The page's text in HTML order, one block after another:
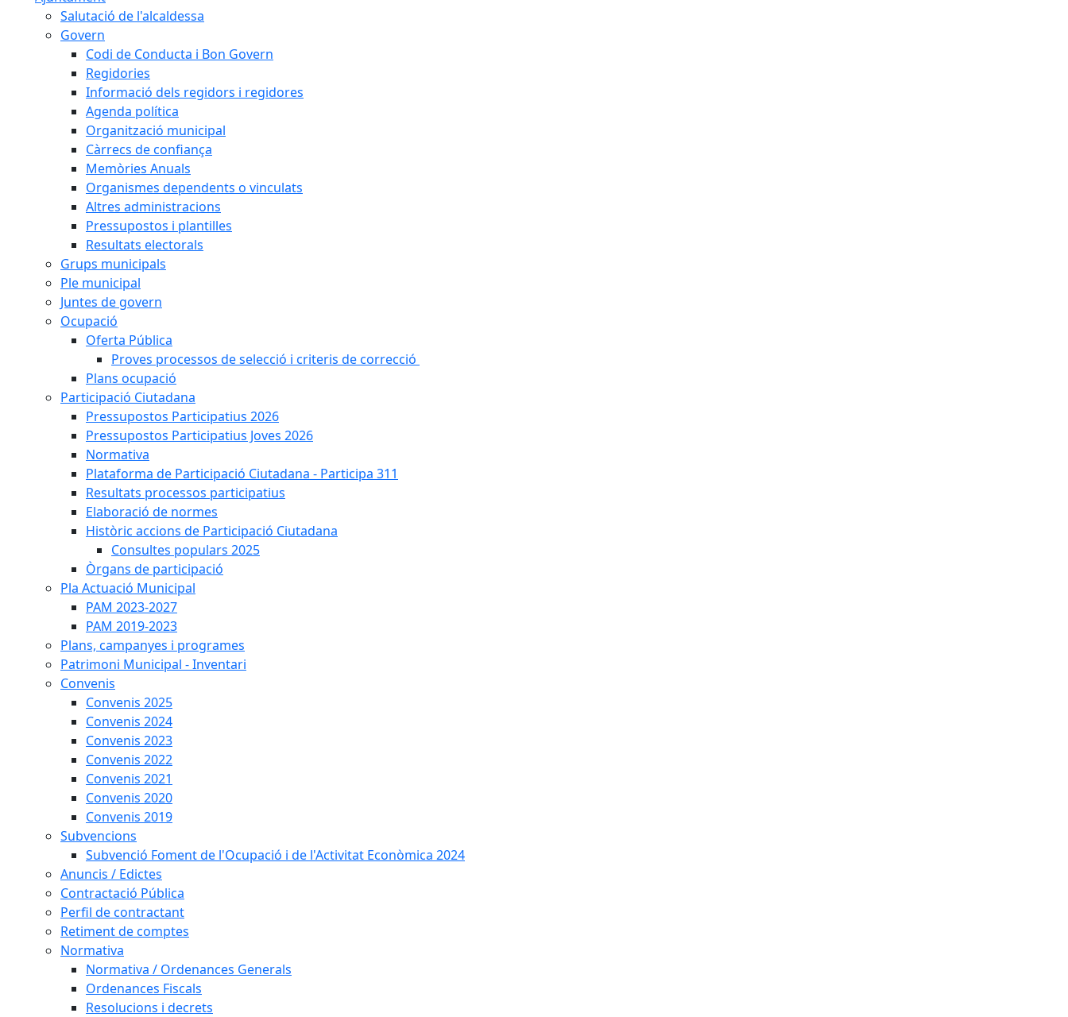
Salutació de l'alcaldessa
Govern
Codi de Conducta i Bon Govern
Regidories
Informació dels regidors i regidores
Agenda política
Organització municipal
Càrrecs de confiança
Memòries Anuals
Organismes dependents o vinculats
Altres administracions
Pressupostos i plantilles
Resultats electorals
Grups municipals
Ple municipal
Juntes de govern
Ocupació
Oferta Pública
Proves processos de selecció i criteris de correcció
Plans ocupació
Participació Ciutadana
Pressupostos Participatius 2026
Pressupostos Participatius Joves 2026
Normativa
Plataforma de Participació Ciutadana - Participa 311
Resultats processos participatius
Elaboració de normes
Històric accions de Participació Ciutadana
Consultes populars 2025
Òrgans de participació
Pla Actuació Municipal
PAM 2023-2027
PAM 2019-2023
Plans, campanyes i programes
Patrimoni Municipal - Inventari
Convenis
Convenis 2025
Convenis 2024
Convenis 2023
Convenis 2022
Convenis 2021
Convenis 2020
Convenis 2019
Subvencions
Subvenció Foment de l'Ocupació i de l'Activitat Econòmica 2024
Anuncis / Edictes
Contractació Pública
Perfil de contractant
Retiment de comptes
Normativa
Normativa / Ordenances Generals
Ordenances Fiscals
Resolucions i decrets